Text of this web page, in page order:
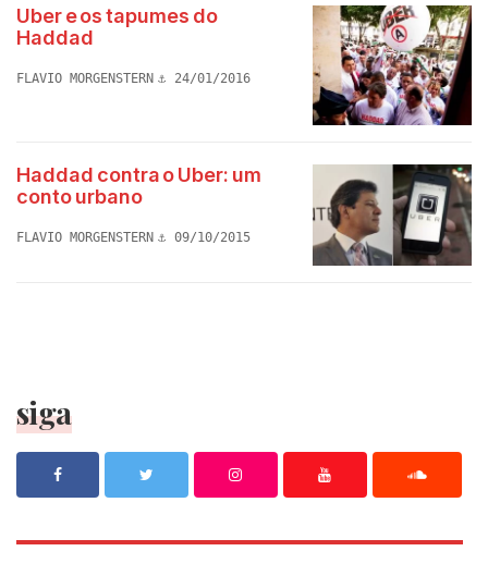
Uber e os tapumes do
Haddad
FLAVIO MORGENSTERN 24/01/2016
Haddad contra o Uber: um
conto urbano
FLAVIO MORGENSTERN 09/10/2015
siga